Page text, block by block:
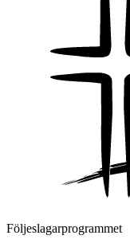
Följeslagarprogrammet